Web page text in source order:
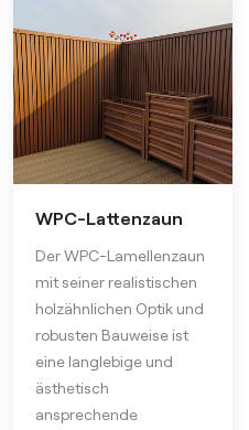
WPC-Lattenzaun
Der WPC-Lamellenzaun
mit seiner realistischen
holzähnlichen Optik und
robusten Bauweise ist
eine langlebige und
ästhetisch
ansprechende